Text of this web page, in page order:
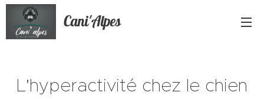
Cani'Alpes
L'hyperactivité chez le chien